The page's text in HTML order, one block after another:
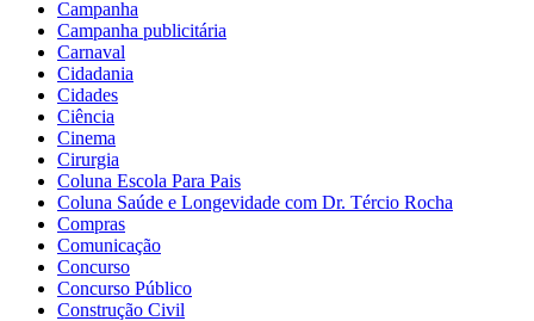
Campanha
Campanha publicitária
Carnaval
Cidadania
Cidades
Ciência
Cinema
Cirurgia
Coluna Escola Para Pais
Coluna Saúde e Longevidade com Dr. Tércio Rocha
Compras
Comunicação
Concurso
Concurso Público
Construção Civil